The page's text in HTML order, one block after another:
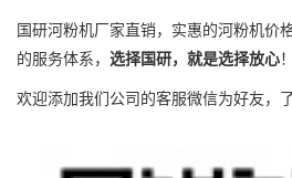
国研河粉机厂家直销，实惠的河粉机价
的服务体系， 选择国研，就是选择放心！
欢迎添加我们公司的客服微信为好友，